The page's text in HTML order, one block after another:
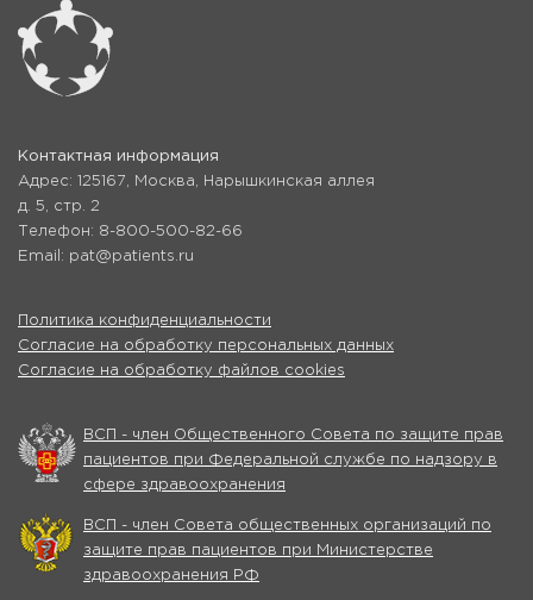
Контактная информация
Адрес: 125167, Москва, Нарышкинская аллея
д. 5, стр. 2
Телефон: 8-800-500-82-66
Email: pat@patients.ru
Политика конфиденциальности
Согласие на обработку персональных данных
Согласие на обработку файлов cookies
ВСП - член Общественного Совета по защите прав
пациентов при Федеральной службе по надзору в
сфере здравоохранения
ВСП - член Совета общественных организаций по
защите прав пациентов при Министерстве
здравоохранения РФ